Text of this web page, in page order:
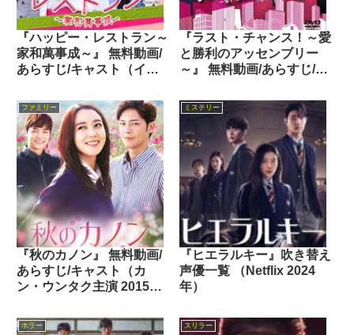
『ハッピー・レストラン～
家和萬事成～』 無料動画/
あらすじ/キャスト（イ・
『ラスト・チャンス！～愛
と勝利のアッセンブリー
～』 無料動画/あらすじ/キ
2015年）
ファミリー
『秋のカノン』 無料動画/
あらすじ/キャスト（カ
ン・ウンタク主演 2015
ミステリー
『ヒエラルキー』吹き替え
声優一覧 （Netflix 2024
年）
ホラー スリラー